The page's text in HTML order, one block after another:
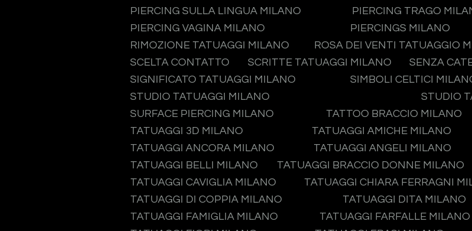
PIERCING SULLA LINGUA MILANO
PIERCING TRAGO
PIERCING VAGINA MILANO
PIERCINGS MILANO
RIMOZIONE TATUAGGI MILANO
ROSA DEI VENTI TATUAGGIO
SCELTA CONTATTO
SCRITTE TATUAGGI MILANO SENZA
SIGNIFICATO TATUAGGI MILANO
SIMBOLI CELTICI
STUDIO TATUAGGI MILANO
STUDIO
SURFACE PIERCING MILANO
TATTOO BRACCIO MILANO
TATUAGGI 3D MILANO
TATUAGGI AMICHE MILANO
TATUAGGI ANCORA MILANO
TATUAGGI ANGELI MILANO
TATUAGGI BELLI MILANO
TATUAGGI BRACCIO DONNE MILANO
TATUAGGI CAVIGLIA MILANO
TATUAGGI CHIARA FERRAGNI
TATUAGGI DI COPPIA MILANO
TATUAGGI DITA MILANO
TATUAGGI FAMIGLIA MILANO
TATUAGGI FARFALLE MILANO